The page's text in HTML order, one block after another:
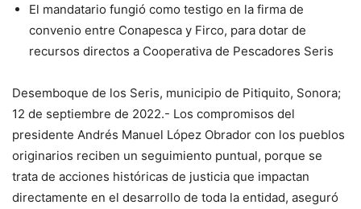
El mandatario fungió como testigo en la firma de
convenio entre Conapesca y Firco, para dotar de
recursos directos a Cooperativa de Pescadores Seris
Desemboque de los Seris, municipio de Pitiquito, Sonora;
12 de septiembre de 2022.- Los compromisos del
presidente Andrés Manuel López Obrador con los pueblos
originarios reciben un seguimiento puntual, porque se
trata de acciones históricas de justicia que impactan
directamente en el desarrollo de toda la entidad, aseguró